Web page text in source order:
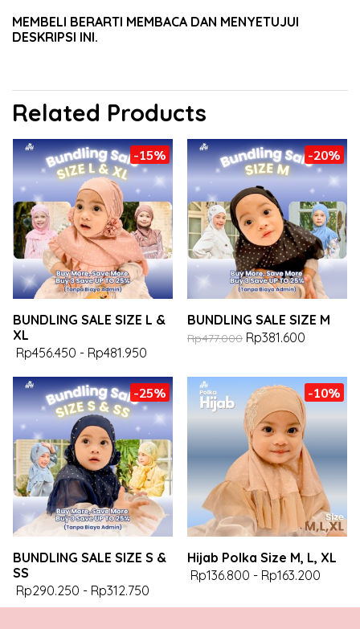
MEMBELI BERARTI MEMBACA DAN MENYETUJUI
DESKRIPSI INI.
Related Products
-15%
BUNDLING SALE SIZE L &
XL
Rp456.450 - Rp481.950
-20%
BUNDLING SALE SIZE M
Rp477.000 Rp381.600
-25%
BUNDLING SALE SIZE S &
SS
Rp290.250 - Rp312.750
-10%
Hijab Polka Size M, L, XL
Rp136.800 - Rp163.200